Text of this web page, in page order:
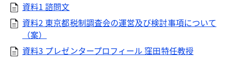
資料1 諮問文
資料2 東京都税制調査会の運営及び検討事項について
（案）
資料3 プレゼンタープロフィール 窪田特任教授